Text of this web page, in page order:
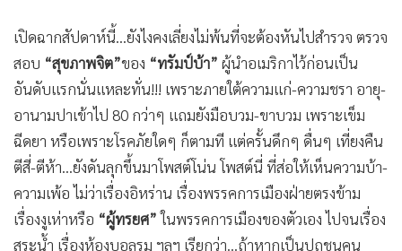
• ต่างประเทศ
•
Special Scoop
เศรษฐกิจ-ธุรกิจ
•
• ชุมชน-คุณภาพชีวิต
• อาชญากรรม
• Motoring
• เกม